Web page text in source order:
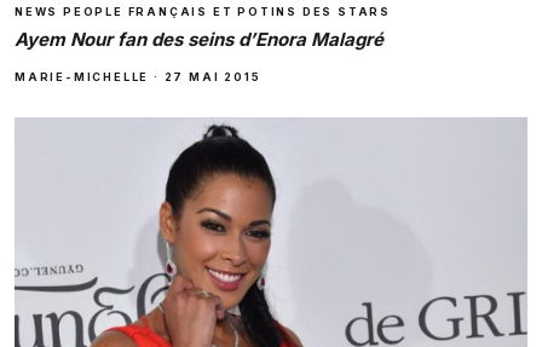
NEWS PEOPLE FRANÇAIS ET POTINS DES STARS
Ayem Nour fan des seins d’Enora Malagré
MARIE-MICHELLE · 27 MAI 2015